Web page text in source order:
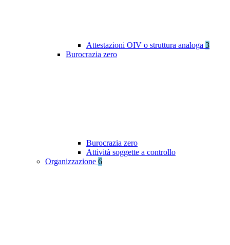
Attestazioni OIV o struttura analoga 3
Burocrazia zero
Burocrazia zero
Attività soggette a controllo
Organizzazione 6